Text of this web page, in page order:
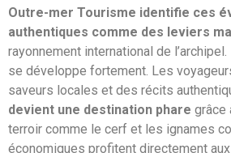
Outre-mer Tourisme identifie ces
authentiques comme des leviers
rayonnement international de
se développe fortement. Les
saveurs locales et des récits
devient une destination phare grâce
terroir comme le cerf et les ignames
économiques profitent directement